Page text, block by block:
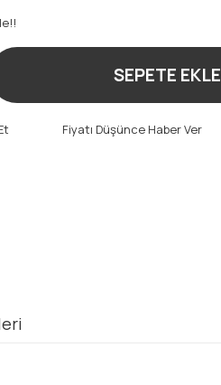
SEPETE EKLE
Fiyatı Düşünce Haber Ver